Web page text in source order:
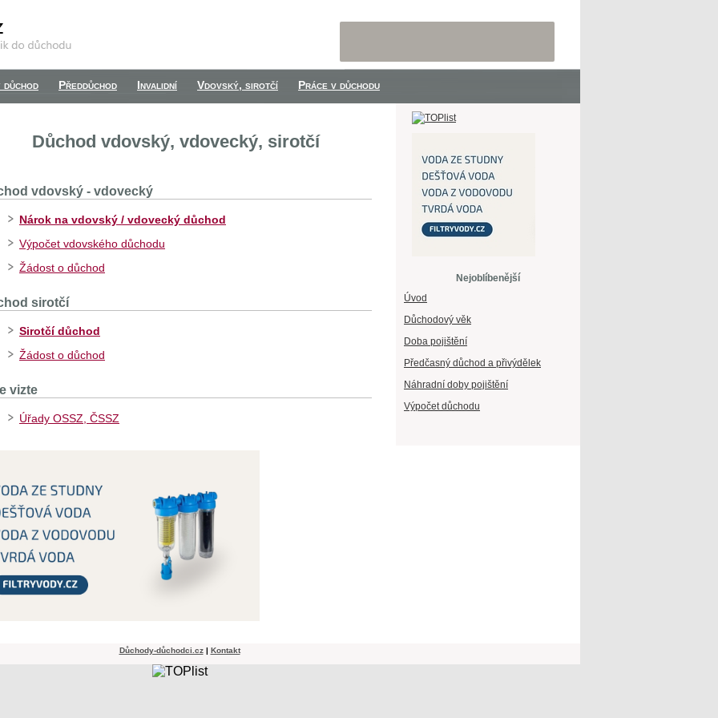
důchod Předdůchod Invalidní Vdovský, sirotčí Práce v důchodu
Důchod vdovský, vdovecký, sirotčí
vdovský - vdovecký
Nárok na vdovský / vdovecký důchod
Výpočet vdovského důchodu
Žádost o důchod
sirotčí
Sirotčí důchod
Žádost o důchod
vizte
Úřady OSSZ, ČSSZ
Nejoblíbenější
Úvod
Důchodový věk
Doba pojištění
Předčasný důchod a přivýdělek
Náhradní doby pojištění
Výpočet důchodu
Důchody-důchodci.cz| Kontakt